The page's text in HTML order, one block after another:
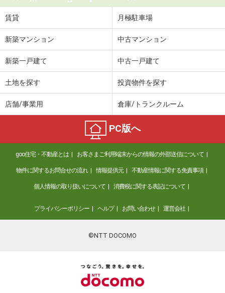
賃貸 月極駐車場
新築マンション 中古マンション
新築一戸建て 中古一戸建て
土地を探す 投資物件を探す
店舗/事業用 倉庫/トランクルーム
PC版へ
goo住宅・不動産とは お客さまご利用端末からの情報の外部送信について
物件に関するお問合せの流れ 情報提供元 不動産情報に関する免責事項
個人情報の取り扱いについて 消費税に関する表記について
プライバシーポリシー ヘルプ お問い合わせ 運営会社
©NTT DOCOMO